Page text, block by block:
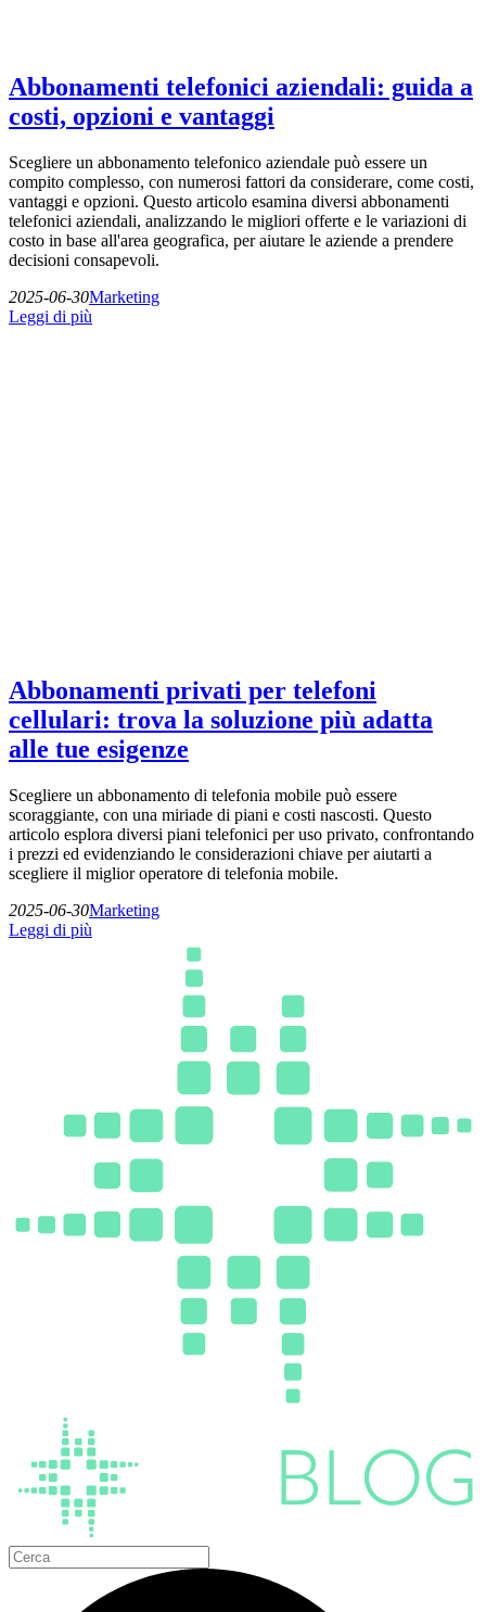
Abbonamenti telefonici aziendali: guida a
costi, opzioni e vantaggi
Scegliere un abbonamento telefonico aziendale può essere un
compito complesso, con numerosi fattori da considerare, come costi,
vantaggi e opzioni. Questo articolo esamina diversi abbonamenti
telefonici aziendali, analizzando le migliori offerte e le variazioni di
costo in base all'area geografica, per aiutare le aziende a prendere
decisioni consapevoli.
2025-06-30Marketing
Leggi di più
Abbonamenti privati per telefoni
cellulari: trova la soluzione più adatta
alle tue esigenze
Scegliere un abbonamento di telefonia mobile può essere
scoraggiante, con una miriade di piani e costi nascosti. Questo
articolo esplora diversi piani telefonici per uso privato, confrontando
i prezzi ed evidenziando le considerazioni chiave per aiutarti a
scegliere il miglior operatore di telefonia mobile.
2025-06-30Marketing
Leggi di più